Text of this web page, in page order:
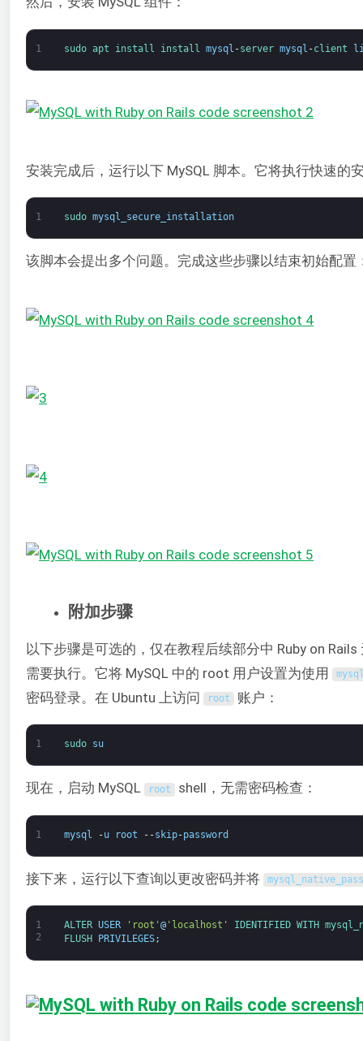
1 sudo apt install install mysql -server mysql -client
安装完成后，运行以下 MySQL 脚本。它将执行快速的
1 sudo mysql_secure_installation
该脚本会提出多个问题。完成这些步骤以结束初始配置
附加步骤
以下步骤是可选的，仅在教程后续部分中 Ruby on
需要执行。它将 MySQL 中的 root 用户设置为使用
密码登录。在 Ubuntu 上访问 root 账户：
1 sudo su
现在，启动 MySQL root shell，无需密码检查：
1 mysql -u root --skip-password
接下来，运行以下查询以更改密码并将
1
2
ALTER USER 'root' @'localhost' IDENTIFIED WITH
FLUSH PRIVILEGES;